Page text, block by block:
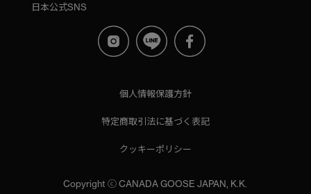
日本公式SNS
個人情報保護方針
特定商取引法に基づく表記
クッキーポリシー
Copyright ⓒ CANADA GOOSE JAPAN, K.K.